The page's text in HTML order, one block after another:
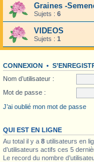
Graines -
Sujets : 6
VIDEOS
Sujets : 1
CONNEXION •
Nom d’utilisateur :
Mot de passe :
J’ai oublié mon mot de passe
QUI EST EN LIGNE
Au total il y a 8 utilisateurs en
d’utilisateurs actifs ces 5
Le record du nombre